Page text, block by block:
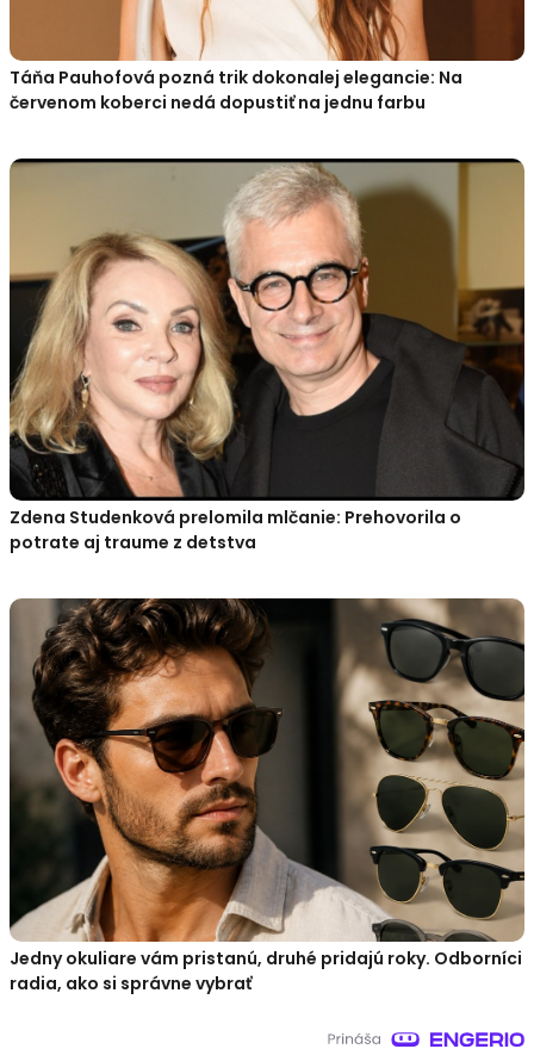
Táňa Pauhofová pozná trik dokonalej elegancie: Na
červenom koberci nedá dopustiť na jednu farbu
Zdena Studenková prelomila mlčanie: Prehovorila o
potrate aj traume z detstva
Jedny okuliare vám pristanú, druhé pridajú roky. Odborníci
radia, ako si správne vybrať